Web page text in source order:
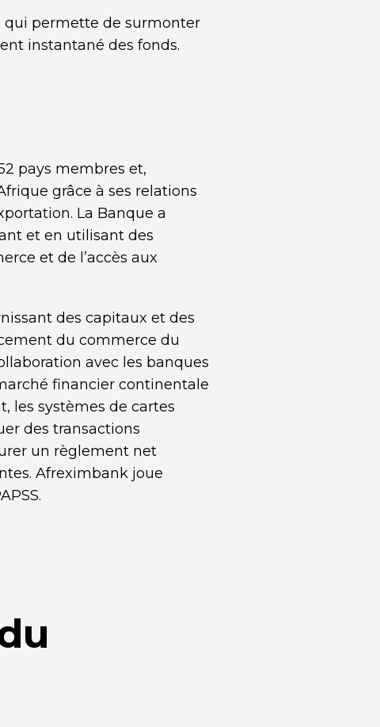
qui permette de surmonter
instantané des fonds.
pays membres et,
grâce à ses relations
La Banque a
et en utilisant des
et de l’accès aux
des capitaux et des
du commerce du
avec les banques
financier continentale
les systèmes de cartes
des transactions
un règlement net
Afreximbank joue